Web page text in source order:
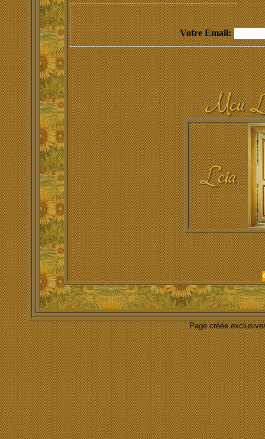
Votre Email:
Page créée